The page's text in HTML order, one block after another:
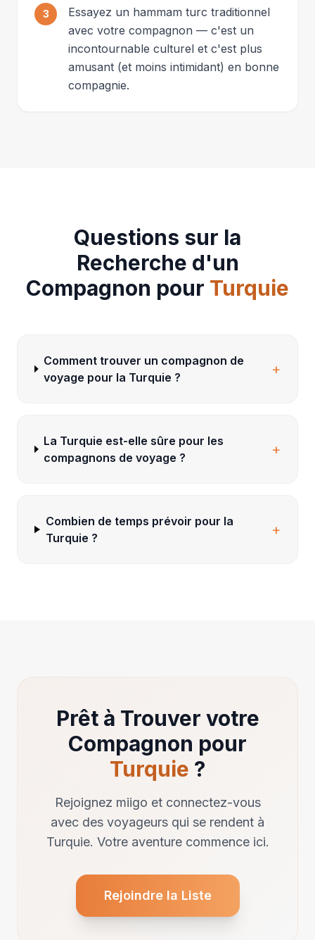
3
Essayez un hammam turc traditionnel
avec votre compagnon — c'est un
incontournable culturel et c'est plus
amusant (et moins intimidant) en bonne
compagnie.
Questions sur la
Recherche d'un
Compagnon pour Turquie
Comment trouver un compagnon de
voyage pour la Turquie ?
+
La Turquie est-elle sûre pour les
compagnons de voyage ?
+
Combien de temps prévoir pour la
Turquie ?
+
Prêt à Trouver votre
Compagnon pour
Turquie ?
Rejoignez miigo et connectez-vous
avec des voyageurs qui se rendent à
Turquie. Votre aventure commence ici.
Rejoindre la Liste